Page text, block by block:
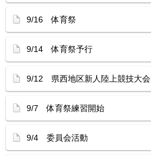
9/16 体育祭
9/14 体育祭予行
9/12 県西地区新人陸上競技大会
9/7 体育祭練習開始
9/4 委員会活動